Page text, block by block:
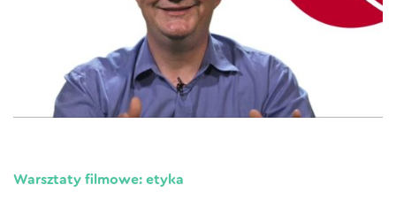
Warsztaty filmowe: etyka